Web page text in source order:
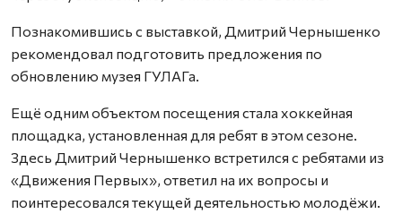
Познакомившись с выставкой, Дмитрий Чернышенко
рекомендовал подготовить предложения по
обновлению музея ГУЛАГа.
Ещё одним объектом посещения стала хоккейная
площадка, установленная для ребят в этом сезоне.
Здесь Дмитрий Чернышенко встретился с ребятами из
«Движения Первых», ответил на их вопросы и
поинтересовался текущей деятельностью молодёжи.